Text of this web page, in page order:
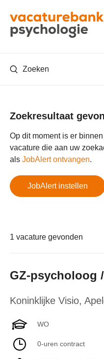
Zoeken
Zoekresultaat
Op dit moment is er
vacature die aan uw
als JobAlert ontvangen.
JobAlert instellen
1 vacature gevonden
GZ-psycholoog
Koninklijke Visio,
WO
0-uren contract